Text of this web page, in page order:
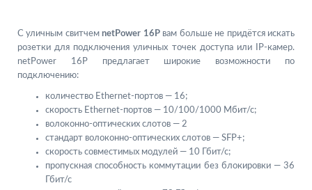
С уличным свитчемnetPower 16Pвам больше не придётся искать
розетки для подключения уличных точек доступа или IP-камер.
netPower 16P предлагает широкие возможности по
подключению:
количество Ethernet-портов — 16;
скорость Ethernet-портов — 10/100/1000 Мбит/с;
волоконно-оптических слотов — 2
стандарт волоконно-оптических слотов — SFP+;
скорость совместимых модулей — 10 Гбит/с;
пропускная способность коммутации без блокировки — 36
Гбит/с